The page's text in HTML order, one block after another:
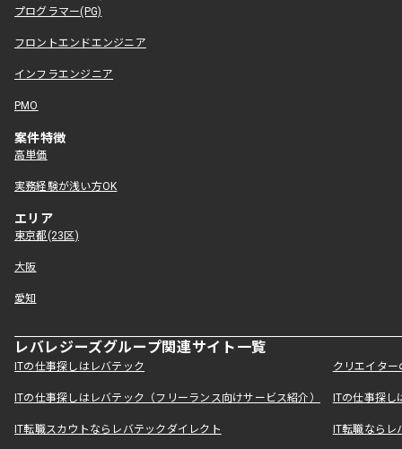
プログラマー(PG)
フロントエンドエンジニア
インフラエンジニア
PMO
案件特徴
高単価
実務経験が浅い方OK
エリア
東京都(23区)
大阪
愛知
レバレジーズグループ関連サイト一覧
ITの仕事探しはレバテック クリエイタ
ITの仕事探しはレバテック（フリーランス向けサービス紹介） ITの仕事探
IT転職スカウトならレバテックダイレクト IT転職なら